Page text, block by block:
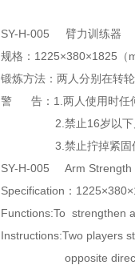
SY-H-005 臂力训练器
规格：1225×380×1825（
锻炼方法：两人分别在转
警 告：1.两人使用时任
2.禁止16岁以下儿
3.禁止拧掉紧固
SY-H-005 Arm Strength
Specification：
Functions:To strengthen
Instructions:Two players
opposite